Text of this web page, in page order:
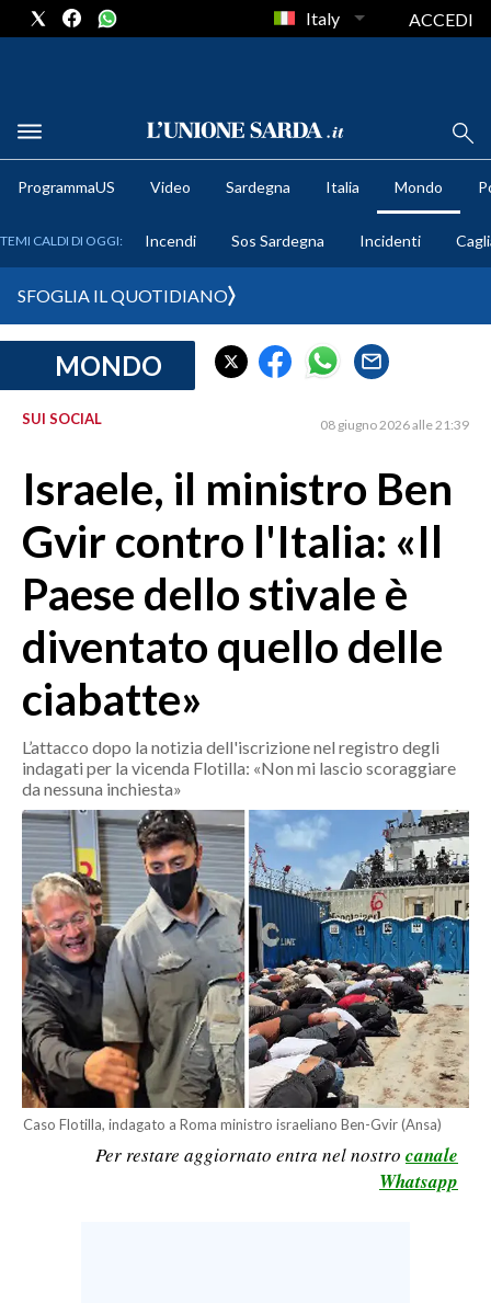
METEO
CRONACA SARDEGNA
MEDIO CAMPIDANO
ORISTANO E PROVINCIA
GALLURA
NUORO E PROVINCIA
OGLIASTRA
AGENDA
CRONACA
ITALIA
MONDO
POLITICA
ECONOMIA
SERVIZI ALLE IMPRESE
LAVORO
BANDI
SPORT IN SARDEGNA
Italy ACCEDI
ProgrammaUS Video Sardegna Italia Mondo
TEMI CALDI DI OGGI: Incendi Sos Sardegna Incidenti
SFOGLIA IL QUOTIDIANO
MONDO
SUI SOCIAL 08 giugno 2026 alle 21:39
Israele, il ministro Ben
Gvir contro l'Italia: «Il
Paese dello stivale è
diventato quello delle
ciabatte»
L’attacco dopo la notizia dell'iscrizione nel registro degli
indagati per la vicenda Flotilla: «Non mi lascio scoraggiare
da nessuna inchiesta»
Caso Flotilla, indagato a Roma ministro israeliano Ben-Gvir (Ansa)
Per restare aggiornato entra nel nostro canale
Whatsapp